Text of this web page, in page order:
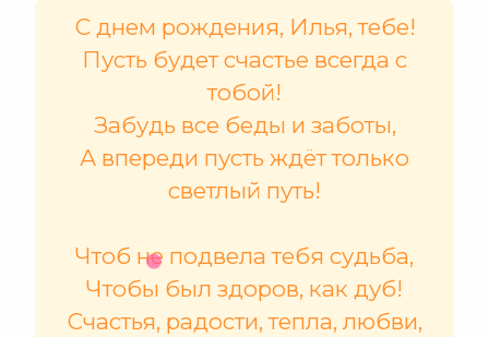
С днем рождения, Илья, тебе!
Пусть будет счастье всегда с
тобой!
Забудь все беды и заботы,
А впереди пусть ждёт только
светлый путь!
Чтоб не подвела тебя судьба,
Чтобы был здоров, как дуб!
Счастья, радости, тепла, любви,